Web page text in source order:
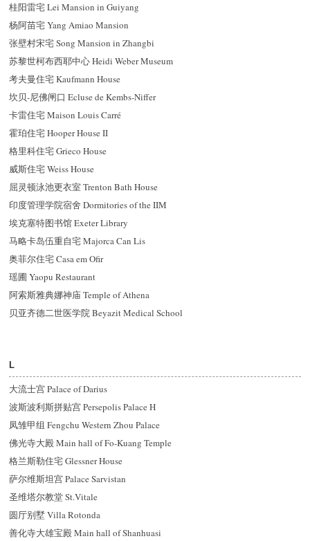
桂阳雷宅 Lei Mansion in Guiyang
杨阿苗宅 Yang Amiao Mansion
张壁村宋宅 Song Mansion in Zhangbi
苏黎世柯布西耶中心 Heidi Weber Museum
考夫曼住宅 Kaufmann House
坎贝-尼佛闸口 Ecluse de Kembs-Niffer
卡雷住宅 Maison Louis Carré
霍珀住宅 Hooper House II
格里科住宅 Grieco House
威斯住宅 Weiss House
屈灵顿泳池更衣室 Trenton Bath House
印度管理学院宿舍 Dormitories of the IIM
埃克塞特图书馆 Exeter Library
马略卡岛伍重自宅 Majorca Can Lis
奥菲尔住宅 Casa em Ofir
瑶圃 Yaopu Restaurant
阿索斯雅典娜神庙 Temple of Athena
贝亚齐德二世医学院 Beyazit Medical School
L
大流士宫 Palace of Darius
波斯波利斯拼贴宫 Persepolis Palace H
凤雏甲组 Fengchu Western Zhou Palace
佛光寺大殿 Main hall of Fo-Kuang Temple
格兰斯勒住宅 Glessner House
萨尔维斯坦宫 Palace Sarvistan
圣维塔尔教堂 St.Vitale
圆厅别墅 Villa Rotonda
善化寺大雄宝殿 Main hall of Shanhuasi